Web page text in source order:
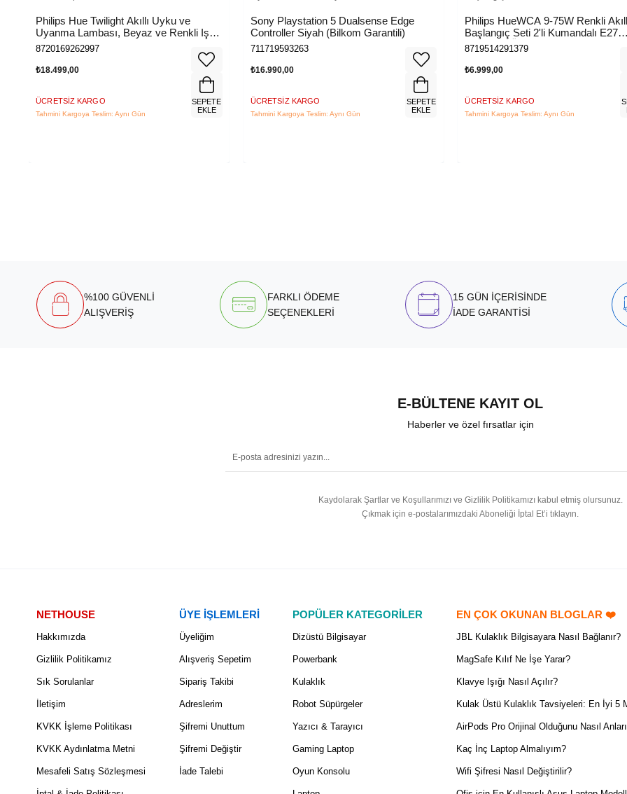
Philips Hue Twilight Akıllı Uyku ve
Uyanma Lambası, Beyaz ve Renkli Işık,
Alexa, Apple Home ve Google Assistant
8720169262997
₺18.499,00
ÜCRETSIZ KARGO
Tahmini Kargoya Teslim: Aynı Gün
SEPETE
EKLE
Sony Playstation 5 Dualsense Edge
Controller Siyah (Bilkom Garantili)
711719593263
₺16.990,00
ÜCRETSIZ KARGO
Tahmini Kargoya Teslim: Aynı Gün
SEPETE
EKLE
Philips HueWCA 9-75W Renkli
Başlangıç Seti 2'li Kumandalı E27
Bluetooth Özellikli
8719514291379
₺6.999,00
ÜCRETSIZ KARGO
Tahmini Kargoya Teslim: Aynı Gün
%100 GÜVENLİ
ALIŞVERİŞ
FARKLI ÖDEME
SEÇENEKLERİ
15 GÜN İÇERİSİNDE
İADE GARANTİSİ
E-BÜLTENE KAYIT OL
Haberler ve özel fırsatlar için
Kaydolarak Şartlar ve Koşullarımızı ve Gizlilik Politikamızı kabul etmiş olursunuz.
Çıkmak için e-postalarımızdaki Aboneliği İptal Et’i tıklayın.
NETHOUSE
Hakkımızda
Gizlilik Politikamız
Sık Sorulanlar
İletişim
KVKK İşleme Politikası
KVKK Aydınlatma Metni
Mesafeli Satış Sözleşmesi
ÜYE İŞLEMLERİ
Üyeliğim
Alışveriş Sepetim
Sipariş Takibi
Adreslerim
Şifremi Unuttum
Şifremi Değiştir
İade Talebi
POPÜLER KATEGORİLER
Dizüstü Bilgisayar
Powerbank
Kulaklık
Robot Süpürgeler
Yazıcı & Tarayıcı
Gaming Laptop
Oyun Konsolu
EN ÇOK OKUNAN BLOGLAR ❤️
JBL Kulaklık Bilgisayara Nasıl Bağlanır?
MagSafe Kılıf Ne İşe Yarar?
Klavye Işığı Nasıl Açılır?
Kulak Üstü Kulaklık Tavsiyeleri: En İyi 5
AirPods Pro Orijinal Olduğunu Nasıl
Kaç İnç Laptop Almalıyım?
Wifi Şifresi Nasıl Değiştirilir?